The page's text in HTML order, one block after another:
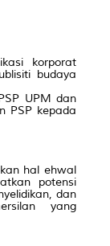
korporat
budaya
UPM dan
PSP kepada
hal ehwal
potensi
dan
yang